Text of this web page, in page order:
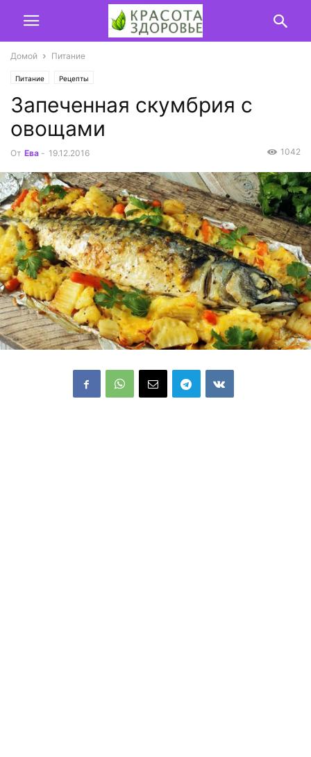
Домой Питание
Питание Рецепты
Запеченная скумбрия с
овощами
От Ева - 19.12.2016 1042